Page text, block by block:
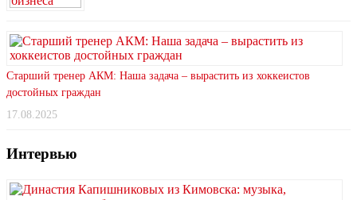
Старший тренер АКМ: Наша задача – вырастить из хоккеистов
достойных граждан
17.08.2025
Интервью